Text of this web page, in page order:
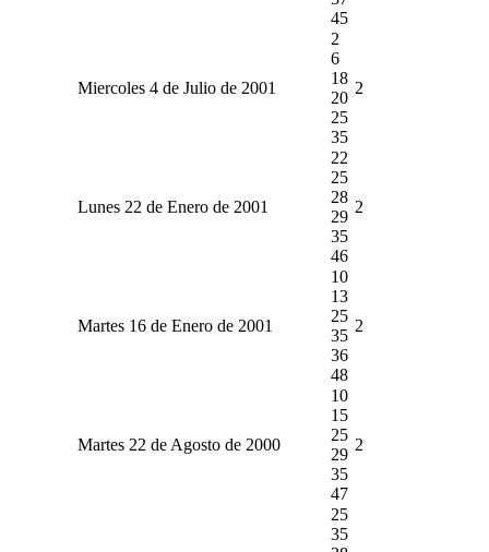
45
Miercoles 4 de Julio de 2001
2
6
18
20
25
35
2
Lunes 22 de Enero de 2001
22
25
28
29
35
46
2
Martes 16 de Enero de 2001
10
13
25
35
36
48
2
Martes 22 de Agosto de 2000
10
15
25
29
35
47
2
25
35